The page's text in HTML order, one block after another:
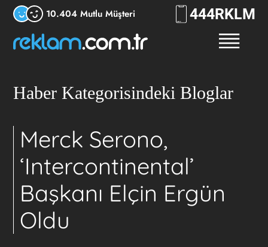
10.404 Mutlu Müşteri 444RKLM
Haber Kategorisindeki Bloglar
Merck Serono,
‘Intercontinental’
Başkanı Elçin Ergün
Oldu